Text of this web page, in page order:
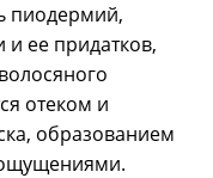
пиодермий,
ее придатков,
отеком и
образованием